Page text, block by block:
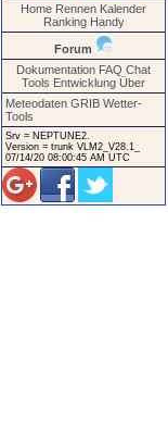
Home Rennen Kalender
Ranking Handy
Forum
Dokumentation FAQ Chat
Tools Entwicklung Über
Meteodaten GRIB Wetter-
Tools
Srv = NEPTUNE2.
Version = trunk VLM2_V28.1_
07/14/20 08:00:45 AM UTC